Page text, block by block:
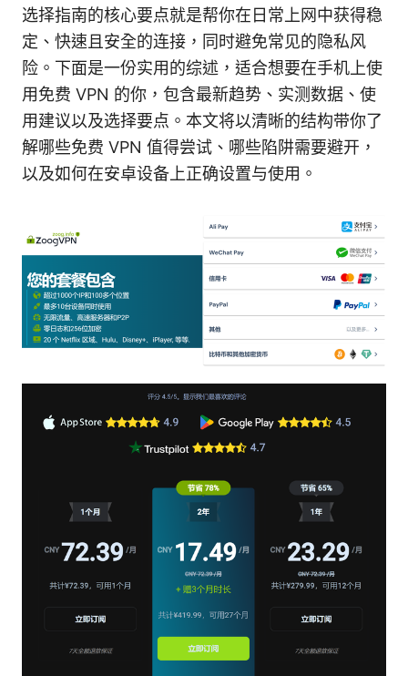
选择指南的核心要点就是帮你在日常上网中获得稳
定、快速且安全的连接，同时避免常见的隐私风
险。下面是一份实用的综述，适合想要在手机上使
用免费 VPN 的你，包含最新趋势、实测数据、使
用建议以及选择要点。本文将以清晰的结构带你了
解哪些免费 VPN 值得尝试、哪些陷阱需要避开，
以及如何在安卓设备上正确设置与使用。